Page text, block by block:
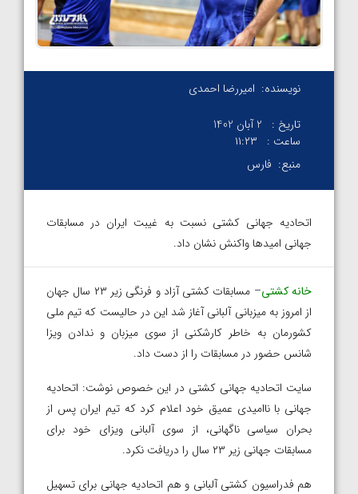
نویسنده: امیررضا احمدی
تاریخ :
2 آبان 1402
ساعت :
۱۱:۲۳
منبع: فارس
اتحادیه جهانی کشتی نسبت به غیبت ایران در مسابقات
جهانی امیدها واکنش نشان داد.
خانه کشتی
– مسابقات کشتی آزاد و فرنگی زیر ۲۳ سال جهان
از امروز به میزبانی آلبانی آغاز شد این در حالیست که تیم ملی
کشورمان به خاطر کارشکنی از سوی میزبان و ندادن ویزا
شانس حضور در مسابقات را از دست داد.
سایت اتحادیه جهانی کشتی در این خصوص نوشت: اتحادیه
جهانی با ناامیدی عمیق خود اعلام کرد که تیم ایران پس از
بحران سیاسی ناگهانی، از سوی آلبانی ویزای خود برای
مسابقات جهانی زیر ۲۳ سال را دریافت نکرد.
هم فدراسیون کشتی آلبانی و هم اتحادیه جهانی برای تسهیل